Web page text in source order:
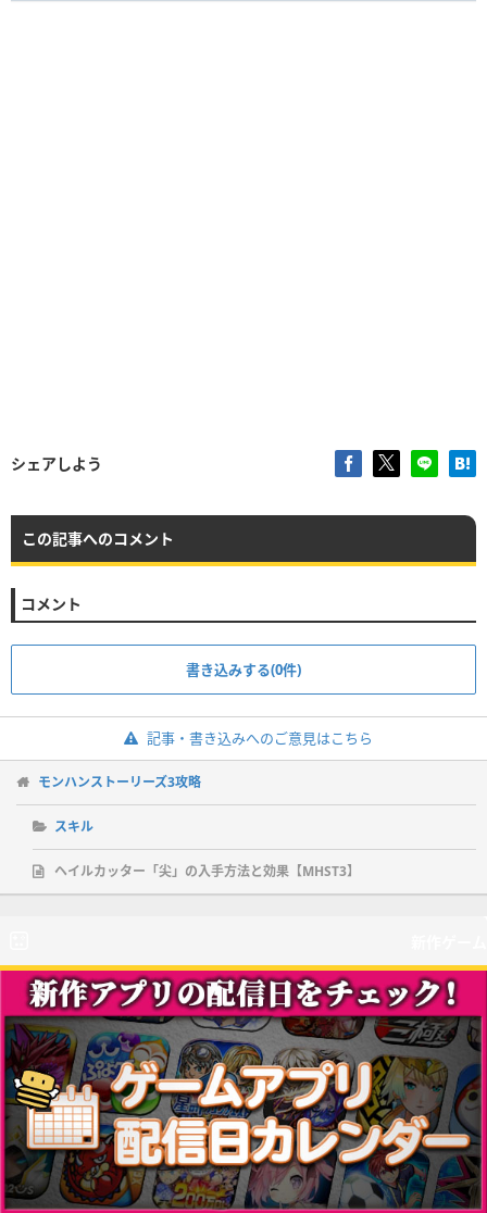
シェアしよう
この記事へのコメント
コメント
書き込みする(0件)
記事・書き込みへのご意見はこちら
モンハンストーリーズ3攻略
スキル
ヘイルカッター「尖」の入手方法と効果【MHST3】